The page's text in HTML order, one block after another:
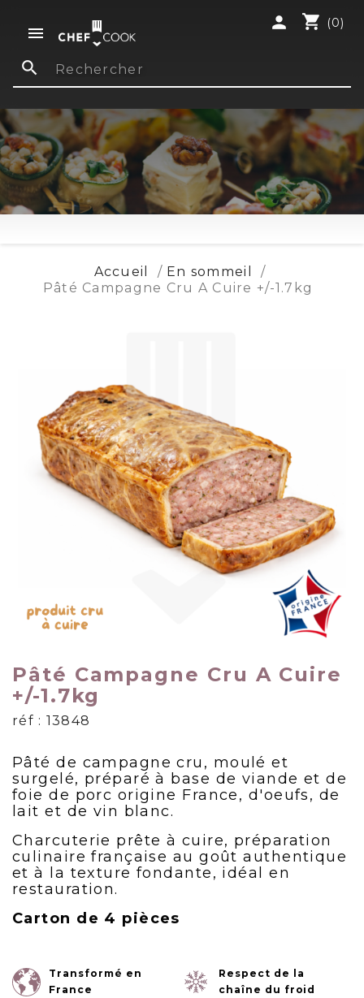

shopping_cart (0)
person
search
Accueil
En sommeil
Pâté Campagne Cru A Cuire +/-1.7kg
Pâté Campagne Cru A Cuire
+/-1.7kg
réf : 13848
Pâté de campagne cru, moulé et
surgelé, préparé à base de viande et de
foie de porc origine France, d'oeufs, de
lait et de vin blanc.
Charcuterie prête à cuire, préparation
culinaire française au goût authentique
et à la texture fondante, idéal en
restauration.
Carton de 4 pièces
Transformé en
France
Respect de la
chaîne du froid